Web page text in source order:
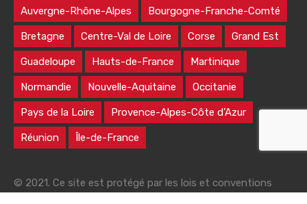
Auvergne-Rhône-Alpes Bourgogne-Franche-Comté
Bretagne Centre-Val de Loire Corse Grand Est
Guadeloupe Hauts-de-France Martinique
Normandie Nouvelle-Aquitaine Occitanie
Pays de la Loire Provence-Alpes-Côte d’Azur
Réunion Île-de-France
© 2021. Ce site est protégé par les lois et conventions